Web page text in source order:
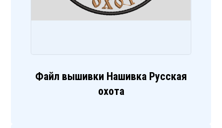
Файл вышивки Нашивка Русская
охота